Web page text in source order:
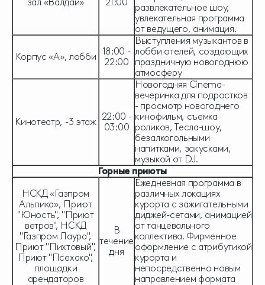
зал «Валдай» 21:00
развлекательное шоу,
увлекательная программа
от ведущего, анимация.
Корпус «А», лобби
18:00 -
22:00
Выступления музыкантов в
лобби отелей, создающих
праздничную новогоднюю
атмосферу
Кинотеатр, -3 этаж 22:00 -
03:00
Новогодняя Cinema-
вечеринка для подростков
- просмотр новогоднего
кинофильм, съемка
роликов, Тесла-шоу,
безалкогольными
напитками, закусками,
музыкой от DJ.
Горные приюты
НСКД «Газпром
Альпика», Приют
"Юность", "Приют
ветров", НСКД
"Газпром Лаура",
Приют "Пихтовый",
Приют "Псехако",
площадки
арендаторов
В
течение
дня
Ежедневная программа в
различных локациях
курорта с зажигательными
диджей-сетами, анимацией
от танцевального
коллектива. Фирменное
оформление с атрибутикой
курорта и
непосредственно новым
направлением формата